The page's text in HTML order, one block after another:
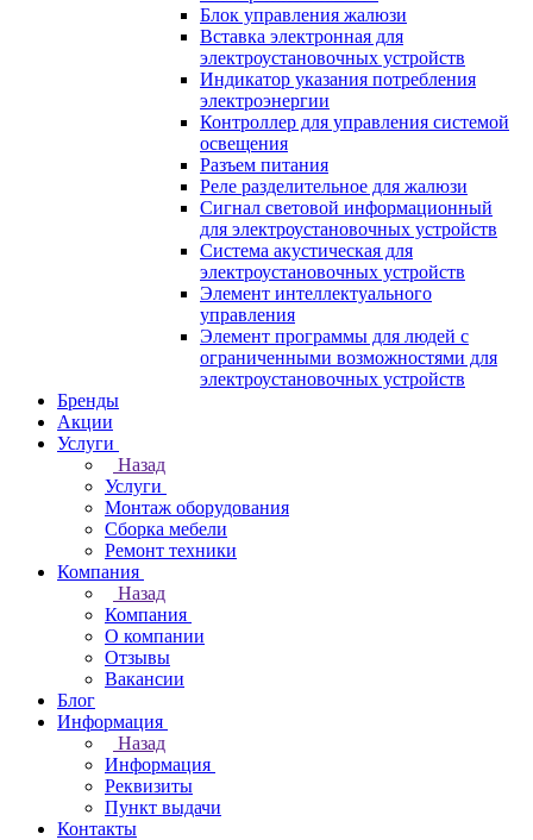
Блок управления жалюзи
Вставка электронная для
электроустановочных устройств
Индикатор указания потребления
электроэнергии
Контроллер для управления системой
освещения
Разъем питания
Реле разделительное для жалюзи
Сигнал световой информационный
для электроустановочных устройств
Система акустическая для
электроустановочных устройств
Элемент интеллектуального
управления
Элемент программы для людей с
ограниченными возможностями для
электроустановочных устройств
Бренды
Акции
Услуги
Назад
Услуги
Монтаж оборудования
Сборка мебели
Ремонт техники
Компания
Назад
Компания
О компании
Отзывы
Вакансии
Блог
Информация
Назад
Информация
Реквизиты
Пункт выдачи
Контакты